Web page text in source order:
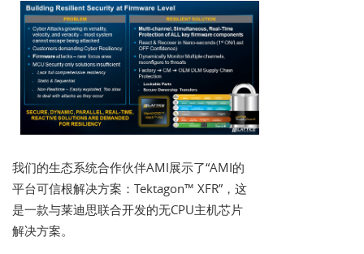
我们的生态系统合作伙伴AMI展示了“AMI的
平台可信根解决方案：Tektagon™ XFR”，这
是一款与莱迪思联合开发的无CPU主机芯片
解决方案。